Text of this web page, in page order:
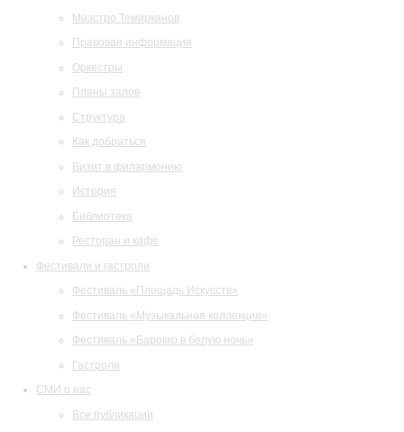
Маэстро Темирканов
Правовая информация
Оркестры
Планы залов
Структура
Как добраться
Визит в филармонию
История
Библиотека
Ресторан и кафе
Фестивали и гастроли
Фестиваль «Площадь Искусств»
Фестиваль «Музыкальная коллекция»
Фестиваль «Барокко в белую ночь»
Гастроли
СМИ о нас
Все публикации